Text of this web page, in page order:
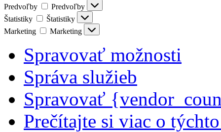
Predvoľby
Predvoľby
Štatistiky
Štatistiky
Marketing
Marketing
Spravovať možnosti
Správa služieb
Spravovať
Prečítajte si viac o